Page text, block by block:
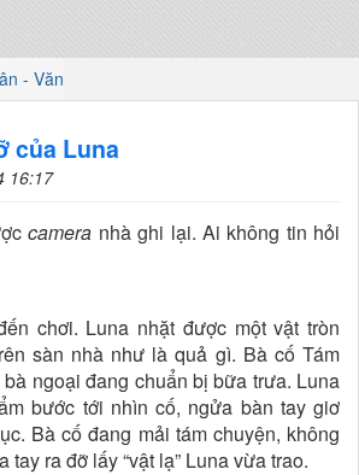
- Văn
của Luna
16:17
camera nhà ghi lại. Ai không tin hỏi
chơi. Luna nhặt được một vật tròn
sàn nhà như là quả gì. Bà cố Tám
ngoại đang chuẩn bị bữa trưa. Luna
bước tới nhìn cố, ngửa bàn tay giơ
Bà cố đang mải tám chuyện, không
tay ra đỡ lấy “vật lạ” Luna vừa trao.